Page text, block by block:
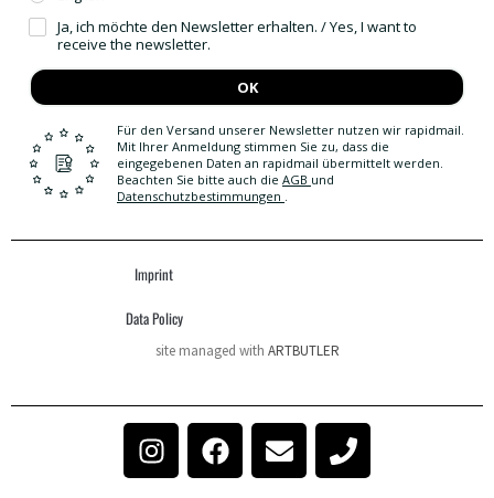
Ja, ich möchte den Newsletter erhalten. / Yes, I want to
receive the newsletter.
OK
Für den Versand unserer Newsletter nutzen wir rapidmail.
Mit Ihrer Anmeldung stimmen Sie zu, dass die
eingegebenen Daten an rapidmail übermittelt werden.
Beachten Sie bitte auch die AGB und
Datenschutzbestimmungen .
Imprint
Data Policy
site managed with ARTBUTLER